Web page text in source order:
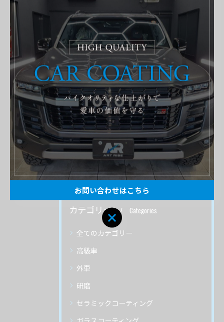
#スバル #ＢＲＺ #グラヴィス
ご依頼いただいたお客様の施工の
様子を記事にしています！
実際の作業風景や内容を細かく紹介してお
ります。車1台1台作業内容は異なります。
それは車種はもちろん塗装の状態や汚れ具
合でも作業工程は多く変わるからです。そ
んな作業をここではご紹介いたします。
カテゴリー Categories
全てのカテゴリー
高級車
外車
研磨
セラミックコーティング
お問い合わせはこちら